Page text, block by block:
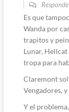
Es que
Wanda por
trapitos y
Lunar, Hellcat
tropa para
Claremont
Vengadores,
Y el